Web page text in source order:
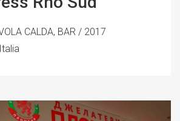
CALDA, BAR / 2017